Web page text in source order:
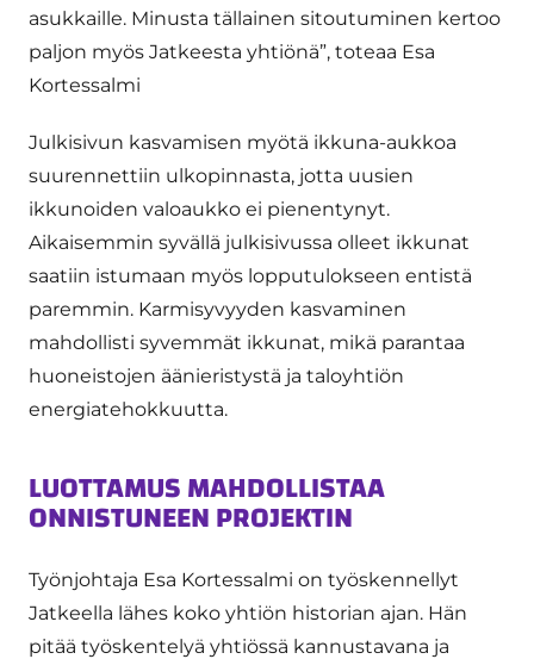
asukkaille. Minusta tällainen sitoutuminen kertoo
paljon myös Jatkeesta yhtiönä”, toteaa Esa
Kortessalmi
Julkisivun kasvamisen myötä ikkuna-aukkoa
suurennettiin ulkopinnasta, jotta uusien
ikkunoiden valoaukko ei pienentynyt.
Aikaisemmin syvällä julkisivussa olleet ikkunat
saatiin istumaan myös lopputulokseen entistä
paremmin. Karmisyvyyden kasvaminen
mahdollisti syvemmät ikkunat, mikä parantaa
huoneistojen äänieristystä ja taloyhtiön
energiatehokkuutta.
LUOTTAMUS MAHDOLLISTAA
ONNISTUNEEN PROJEKTIN
Työnjohtaja Esa Kortessalmi on työskennellyt
Jatkeella lähes koko yhtiön historian ajan. Hän
pitää työskentelyä yhtiössä kannustavana ja